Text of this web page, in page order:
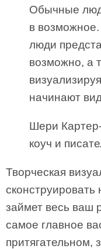
Обычные
в
люди
возможно, а
начинают
Шери
коуч и
Творческая
займет весь ваш
самое главное